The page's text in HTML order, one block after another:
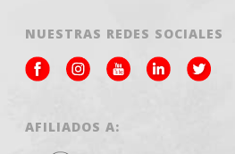
NUESTRAS REDES SOCIALES
AFILIADOS A: